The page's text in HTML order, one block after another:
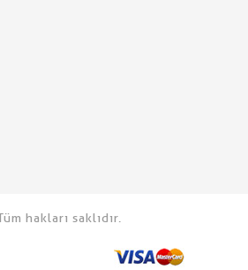
hakları saklıdır.